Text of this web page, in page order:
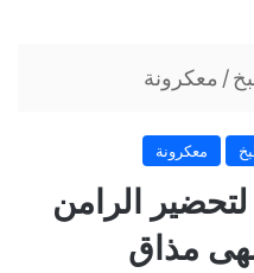
/ معكرونة
معكرونة
الرامن
مذاق